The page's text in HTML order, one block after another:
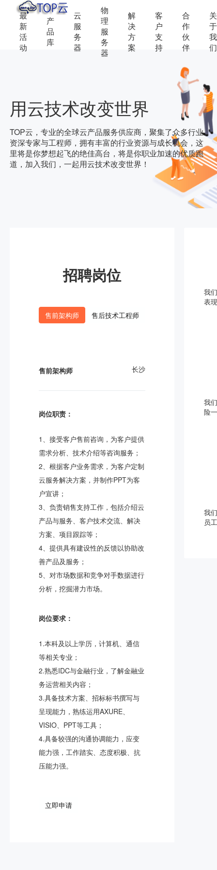
最
新
活
动
产
品
库
云
服
务
器
物
理
服
务
器
解
决
方
案
客
户
支
持
合
作
伙
伴
关
于
我
们
用云技术改变世界
TOP云，专业的全球云产品服务供应商，聚集了众多行业
资深专家与工程师，拥有丰富的行业资源与成长机会，这
里将是你梦想起飞的绝佳高台，将是你职业加速的优质跑
道，加入我们，一起用云技术改变世界！
招聘岗位
售前架构师 售后技术工程师
售前架构师 长沙
岗位职责：
1、接受客户售前咨询，为客户提供
需求分析、技术介绍等咨询服务；
2、根据客户业务需求，为客户定制
云服务解决方案，并制作PPT为客
户宣讲；
3、负责销售支持工作，包括介绍云
产品与服务、客户技术交流、解决
方案、项目跟踪等；
4、提供具有建设性的反馈以协助改
善产品及服务；
5、对市场数据和竞争对手数据进行
分析，挖掘潜力市场。
岗位要求：
1.本科及以上学历，计算机、通信
等相关专业；
2.熟悉IDC与金融行业，了解金融业
务运营相关内容；
3.具备技术方案、招标标书撰写与
呈现能力，熟练运用AXURE、
VISIO、PPT等工具；
4.具备较强的沟通协调能力，应变
能力强，工作踏实、态度积极、抗
压能力强。
立即申请
我
表
我
险
我
员